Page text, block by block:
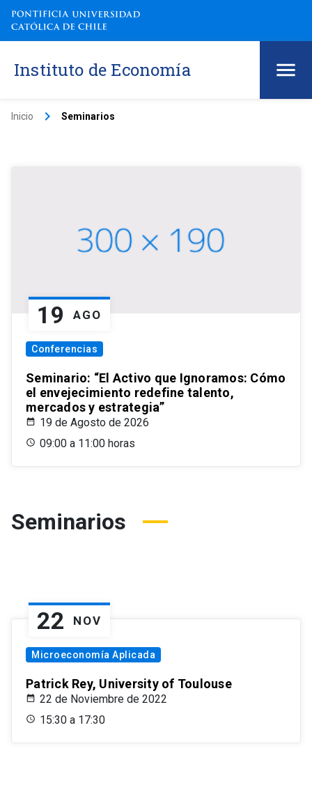
Instituto de Economía
Inicio keyboard_arrow_right Seminarios
19 AGO
Conferencias
Seminario: “El Activo que Ignoramos: Cómo
el envejecimiento redefine talento,
mercados y estrategia”
19 de Agosto de 2026
09:00 a 11:00 horas
Seminarios
22 NOV
Microeconomía Aplicada
Patrick Rey, University of Toulouse
22 de Noviembre de 2022
15:30 a 17:30